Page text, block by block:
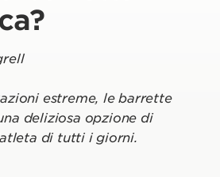
estreme, le barrette
deliziosa opzione di
di tutti i giorni.